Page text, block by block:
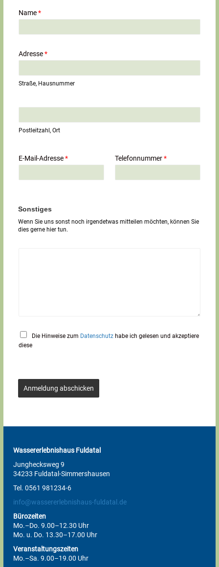
Name*
Adresse*
Straße, Hausnummer
n
i
l
g
T
x
t
Postleitzahl, Ort
E-Mail-Adresse* Telefonnummer*
Sonstiges
Wenn Sie uns sonst noch irgendetwas mitteilen möchten, können Sie
dies gerne hier tun.
Die Hinweise zum Datenschutz habe ich gelesen und akzeptiere
diese
Anmeldung abschicken
Wassererlebnishaus Fuldatal
Junghecksweg 9
34233 Fuldatal-Simmershausen
Tel. 0561 981234-6
info@wassererlebnishaus-fuldatal.de
Bürozeiten
Mo.–Do. 9.00–12.30 Uhr
Mo. u. Do. 13.30–17.00 Uhr
Veranstaltungszeiten
Mo.–Sa. 9.00–19.00 Uhr